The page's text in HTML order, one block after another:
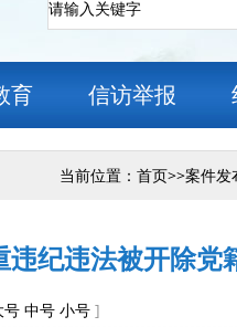
育 信访举报
当前位置： 首页>>案件发
纪违法被开除党
号 中号 小号 ]